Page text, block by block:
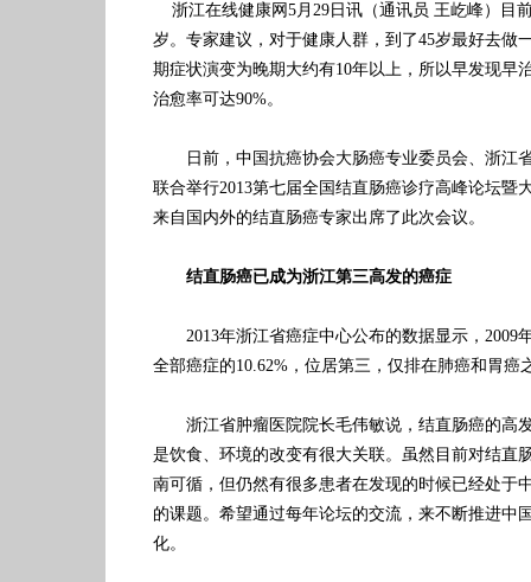
浙江在线健康网5月29日讯（通讯员 王屹峰）目
岁。专家建议，对于健康人群，到了45岁最好去做
期症状演变为晚期大约有10年以上，所以早发现早
治愈率可达90%。
日前，中国抗癌协会大肠癌专业委员会、浙江
联合举行2013第七届全国结直肠癌诊疗高峰论坛暨
来自国内外的结直肠癌专家出席了此次会议。
结直肠癌已成为浙江第三高发的癌症
2013年浙江省癌症中心公布的数据显示，2009
全部癌症的10.62%，位居第三，仅排在肺癌和胃癌
浙江省肿瘤医院院长毛伟敏说，结直肠癌的高
是饮食、环境的改变有很大关联。虽然目前对结直
南可循，但仍然有很多患者在发现的时候已经处于
的课题。希望通过每年论坛的交流，来不断推进中
化。